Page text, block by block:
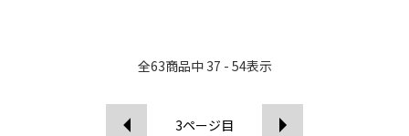
全63商品中 37 - 54表示
3ページ目